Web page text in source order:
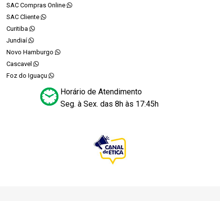
SAC Compras Online
SAC Cliente
Curitiba
Jundiaí
Novo Hamburgo
Cascavel
Foz do Iguaçu
Horário de Atendimento
Seg. à Sex. das 8h às 17:45h